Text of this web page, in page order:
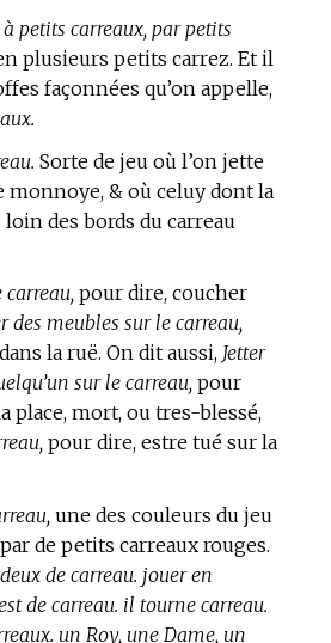
petits carreaux, par petits
plusieurs petits carrez. Et il
façonnées qu’on appelle,
Sorte de jeu où l’on jette
monnoye, & où celuy dont la
des bords du carreau
carreau,pour dire, coucher
des meubles sur le carreau,
la ruë. On dit aussi, Jetter
sur le carreau, pour
place, mort, ou tres-blessé,
pour dire, estre tué sur la
une des couleurs du jeu
de petits carreaux rouges.
de carreau. jouer en
de carreau. il tourne carreau.
un Roy, une Dame, un